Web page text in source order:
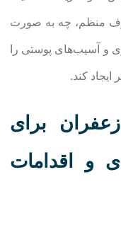
منظم، چه به صورت
و آسیب‌های پوستی را
ایجاد کند.
برای
و اقدامات